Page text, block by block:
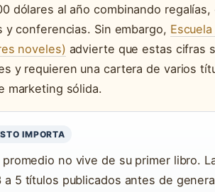
dólares al año combinando
y conferencias. Sin embargo,
noveles) advierte que estas cifras
y requieren una cartera de varios
marketing sólida.
IMPORTA
no vive de su primer libro.
a 5 títulos publicados antes de